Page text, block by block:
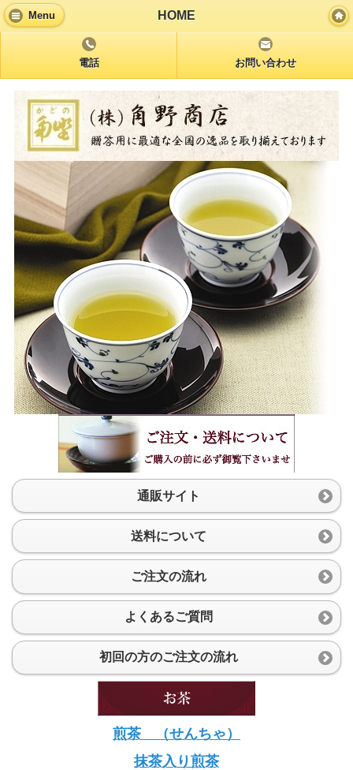
Menu HOME
電話 お問い合わせ
通販サイト
送料について
ご注文の流れ
よくあるご質問
初回の方のご注文の流れ
煎茶 （せんちゃ）
抹茶入り煎茶